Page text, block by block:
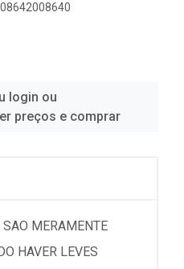
login ou
preços e comprar
MERAMENTE
HAVER LEVES